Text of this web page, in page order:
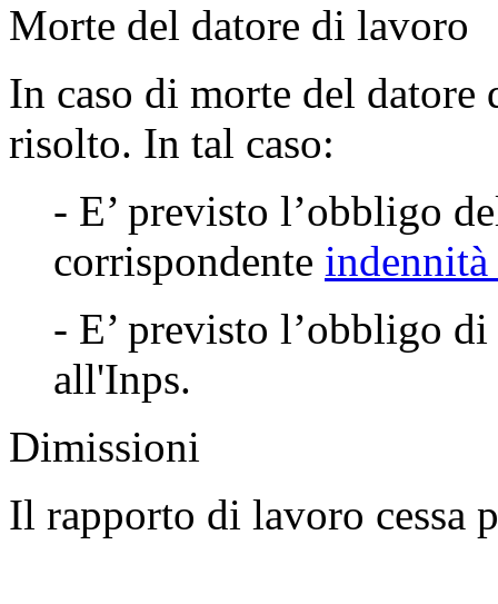
Morte del datore di lavoro
In caso di morte del
risolto. In tal caso:
- E’ previsto l’obbligo
corrispondente
- E’ previsto l’obbligo di
all'Inps.
Dimissioni
Il rapporto di lavoro cessa